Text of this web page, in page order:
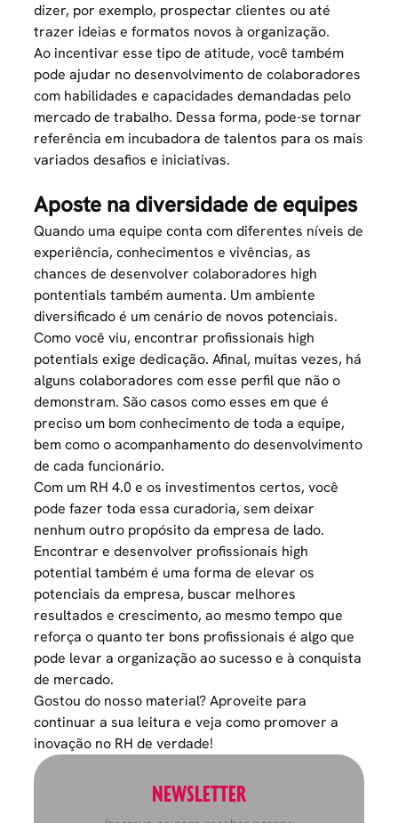
dizer, por exemplo, prospectar clientes ou até
trazer ideias e formatos novos à organização.
Ao incentivar esse tipo de atitude, você também
pode ajudar no desenvolvimento de colaboradores
com habilidades e capacidades demandadas pelo
mercado de trabalho. Dessa forma, pode-se tornar
referência em incubadora de talentos para os mais
variados desafios e iniciativas.
Aposte na diversidade de equipes
Quando uma equipe conta com diferentes níveis de
experiência, conhecimentos e vivências, as
chances de desenvolver colaboradores high
pontentials também aumenta. Um ambiente
diversificado é um cenário de novos potenciais.
Como você viu, encontrar profissionais high
potentials exige dedicação. Afinal, muitas vezes, há
alguns colaboradores com esse perfil que não o
demonstram. São casos como esses em que é
preciso um bom conhecimento de toda a equipe,
bem como o acompanhamento do desenvolvimento
de cadafuncionário.
Com um RH 4.0 e os investimentos certos, você
pode fazer toda essa curadoria, sem deixar
nenhum outro propósito da empresa de lado.
Encontrar e desenvolver profissionais high
potential também é uma forma de elevar os
potenciais da empresa, buscar melhores
resultados e crescimento, ao mesmo tempo que
reforça o quanto ter bons profissionais é algo que
pode levar a organização ao sucesso e à conquista
de mercado.
Gostou do nosso material? Aproveite para
continuar a sua leitura e vejacomo promover a
inovação no RH de verdade!
NEWSLETTER